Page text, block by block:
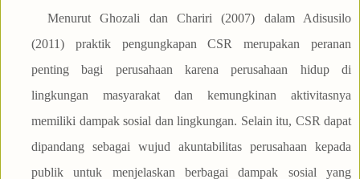
Menurut Ghozali dan Chariri (2007) dalam Adisusilo
(2011) praktik pengungkapan CSR merupakan peranan
penting bagi perusahaan karena perusahaan hidup di
lingkungan masyarakat dan kemungkinan aktivitasnya
memiliki dampak sosial dan lingkungan. Selain itu, CSR dapat
dipandang sebagai wujud akuntabilitas perusahaan kepada
publik untuk menjelaskan berbagai dampak sosial yang